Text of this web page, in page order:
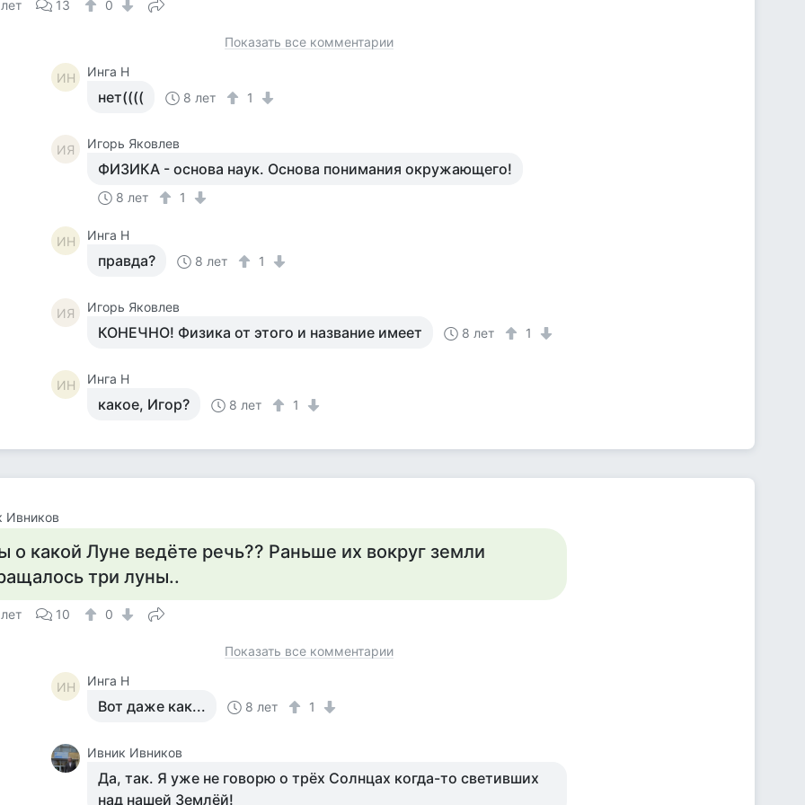
13 0
Показать все комментарии
ИН Инга Н
нет(((( 8 лет 1
ИЯ Игорь Яковлев
ФИЗИКА - основа наук. Основа понимания окружающего!
8 лет 1
ИН Инга Н
правда? 8 лет 1
ИЯ Игорь Яковлев
КОНЕЧНО! Физика от этого и название имеет 8 лет 1
ИН Инга Н
какое, Игор? 8 лет 1
Ивников
о какой Луне ведёте речь?? Раньше их вокруг земли
три луны..
10 0
Показать все комментарии
ИН Инга Н
Вот даже как... 8 лет 1
Ивник Ивников
Да, так. Я уже не говорю о трёх Солнцах когда-то светивших
над нашей Землёй!